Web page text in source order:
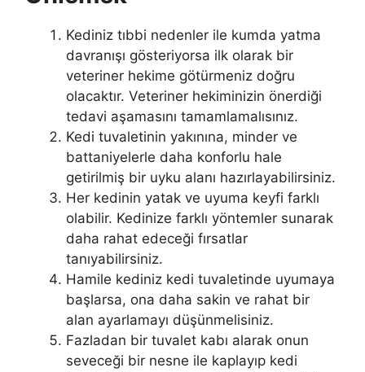
Kediniz tıbbi nedenler ile kumda yatma
davranışı gösteriyorsa ilk olarak bir
veteriner hekime götürmeniz doğru
olacaktır. Veteriner hekiminizin önerdiği
tedavi aşamasını tamamlamalısınız.
Kedi tuvaletinin yakınına, minder ve
battaniyelerle daha konforlu hale
getirilmiş bir uyku alanı hazırlayabilirsiniz.
Her kedinin yatak ve uyuma keyfi farklı
olabilir. Kedinize farklı yöntemler sunarak
daha rahat edeceği fırsatlar
tanıyabilirsiniz.
Hamile kediniz kedi tuvaletinde uyumaya
başlarsa, ona daha sakin ve rahat bir
alan ayarlamayı düşünmelisiniz.
Fazladan bir tuvalet kabı alarak onun
seveceği bir nesne ile kaplayıp kedi